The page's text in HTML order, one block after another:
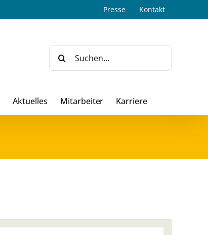
Presse Kontakt
Suche
nach:
Aktuelles Mitarbeiter Karriere